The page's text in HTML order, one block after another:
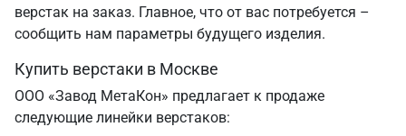
верстак на заказ. Главное, что от вас потребуется –
сообщить нам параметры будущего изделия.
Купить верстаки в Москве
ООО «Завод МетаКон» предлагает к продаже
следующие линейки верстаков: